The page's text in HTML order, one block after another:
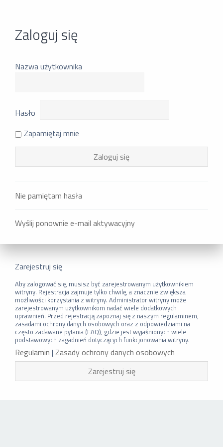
Zaloguj się
Nazwa użytkownika
Hasło
Zapamiętaj mnie
Nie pamiętam hasła
Wyślij ponownie e-mail aktywacyjny
Zarejestruj się
Aby zalogować się, musisz być zarejestrowanym użytkownikiem
witryny. Rejestracja zajmuje tylko chwilę, a znacznie zwiększa
możliwości korzystania z witryny. Administrator witryny może
zarejestrowanym użytkownikom nadać wiele dodatkowych
uprawnień. Przed rejestracją zapoznaj się z naszym regulaminem,
zasadami ochrony danych osobowych oraz z odpowiedziami na
często zadawane pytania (FAQ), gdzie jest wyjaśnionych wiele
podstawowych zagadnień dotyczących funkcjonowania witryny.
Regulamin | Zasady ochrony danych osobowych
Zarejestruj się